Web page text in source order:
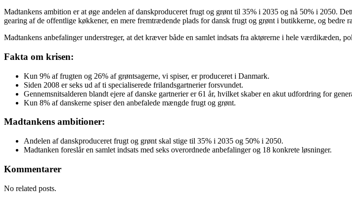
Madtankens ambition er at øge andelen af danskproduceret frugt og grønt til 35% i 2035 og nå 50% i 2050.
gearing af de offentlige køkkener, en mere fremtrædende plads for dansk frugt og grønt i butikkerne, og bedre
Madtankens anbefalinger understreger, at det kræver både en samlet indsats fra aktørerne i hele værdikæden,
Fakta om krisen:
Kun 9% af frugten og 26% af grøntsagerne, vi spiser, er produceret i Danmark.
Siden 2008 er seks ud af ti specialiserede frilandsgartnerier forsvundet.
Gennemsnitsalderen blandt ejere af danske gartnerier er 61 år, hvilket skaber en akut udfordring for
Kun 8% af danskerne spiser den anbefalede mængde frugt og grønt.
Madtankens ambitioner:
Andelen af danskproduceret frugt og grønt skal stige til 35% i 2035 og 50% i 2050.
Madtanken foreslår en samlet indsats med seks overordnede anbefalinger og 18 konkrete løsninger.
Kommentarer
No related posts.